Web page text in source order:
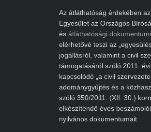
Az átláthatóság érdekében az
Egyesület az Országos
ésátláthatósági
elérhetővé teszi az
jogállásról, valamint a civil
támogatásáról szóló 2011. évi
kapcsolódó „a civil
adománygyűjtés és a
szóló 350/2011. (XII. 30.)
elkészítendő éves
nyilvános dokumentumait.